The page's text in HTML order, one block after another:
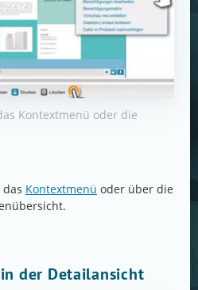
Kontextmenü oder die
Kontextmenü oder über die
der Detailansicht